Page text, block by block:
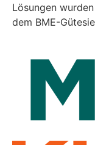
Lösungen
dem BME-